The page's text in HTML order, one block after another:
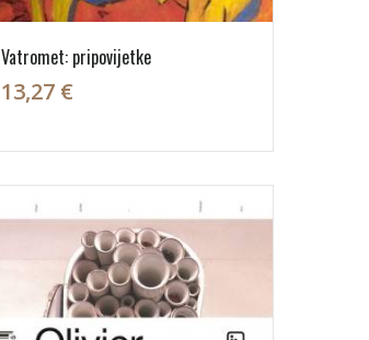
Vatromet: pripovijetke
13,27 €